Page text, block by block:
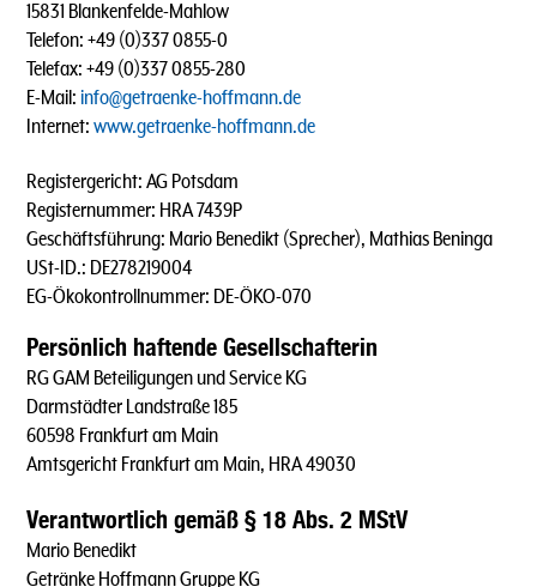
15831 Blankenfelde-Mahlow
Telefon: +49 (0)337 0855-0
Telefax: +49 (0)337 0855-280
E-Mail: info@getraenke-hoffmann.de
Internet: www.getraenke-hoffmann.de
Registergericht: AG Potsdam
Registernummer: HRA 7439P
Geschäftsführung: Mario Benedikt (Sprecher), Mathias Beninga
USt-ID.: DE278219004
EG-Ökokontrollnummer: DE-ÖKO-070
Persönlich haftende Gesellschafterin
RG GAM Beteiligungen und Service KG
Darmstädter Landstraße 185
60598 Frankfurt am Main
Amtsgericht Frankfurt am Main, HRA 49030
Verantwortlich gemäß § 18 Abs. 2 MStV
Mario Benedikt
Getränke Hoffmann Gruppe KG